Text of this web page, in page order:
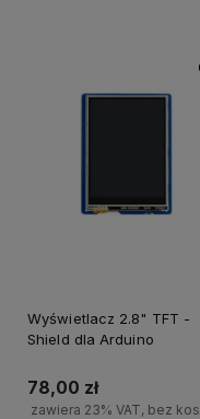
Wyświetlacz 2.8" TFT -
Shield dla Arduino
78,00 zł
zawiera 23% VAT, bez